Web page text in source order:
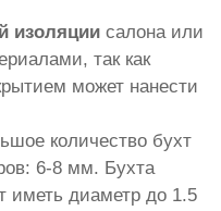
изоляции салона или
так как
может нанести
количество бухт
6-8 мм. Бухта
иметь диаметр до 1.5